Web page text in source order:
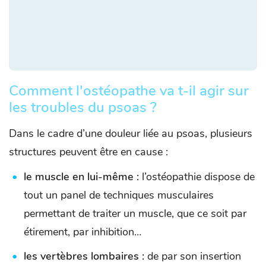
Comment l'ostéopathe va t-il agir sur
les troubles du psoas ?
Dans le cadre d’une douleur liée au psoas, plusieurs
structures peuvent être en cause :
le muscle en lui-même : l’ostéopathie dispose de
tout un panel de techniques musculaires
permettant de traiter un muscle, que ce soit par
étirement, par inhibition…
les vertèbres lombaires : de par son insertion